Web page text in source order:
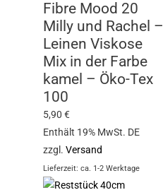
Fibre Mood 20
Milly und Rachel –
Leinen Viskose
Mix in der Farbe
kamel – Öko-Tex
100
5,90€
Enthält 19% MwSt. DE
zzgl.Versand
Lieferzeit: ca. 1-2 Werktage